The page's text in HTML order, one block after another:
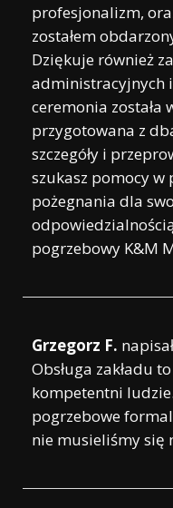
profesjonalizm,
zostałem
Dziękuje również
administracyjnych
ceremonia została
przygotowana z
szczegóły i
szukasz pomocy
pożegnania dla
pogrzebowy K&M
Grzegorz F.
Obsługa zakładu
kompetentni
pogrzebowe
nie musieliśmy się